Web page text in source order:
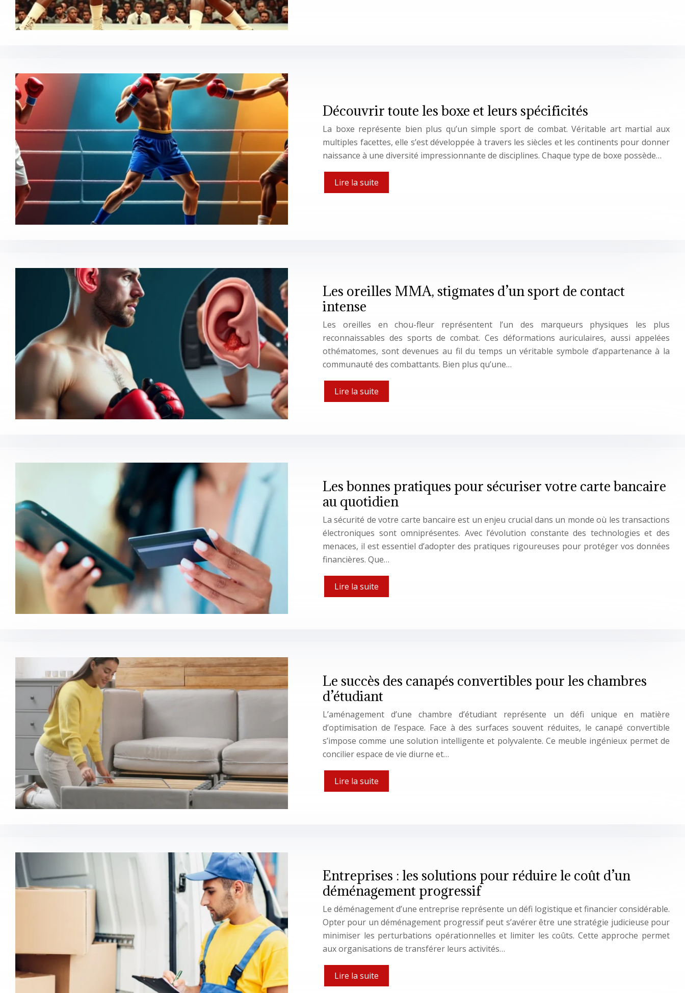
Découvrir toute les boxe et leurs spécificités
La boxe représente bien plus qu’un simple sport de combat. Véritable art martial aux
multiples facettes, elle s’est développée à travers les siècles et les continents pour donner
naissance à une diversité impressionnante de disciplines. Chaque type de boxe possède…
Lire la suite
Les oreilles MMA, stigmates d’un sport de contact
intense
Les oreilles en chou-fleur représentent l’un des marqueurs physiques les plus
reconnaissables des sports de combat. Ces déformations auriculaires, aussi appelées
othématomes, sont devenues au fil du temps un véritable symbole d’appartenance à la
communauté des combattants. Bien plus qu’une…
Lire la suite
Les bonnes pratiques pour sécuriser votre carte bancaire
au quotidien
La sécurité de votre carte bancaire est un enjeu crucial dans un monde où les transactions
électroniques sont omniprésentes. Avec l’évolution constante des technologies et des
menaces, il est essentiel d’adopter des pratiques rigoureuses pour protéger vos données
financières. Que…
Lire la suite
Le succès des canapés convertibles pour les chambres
d’étudiant
L’aménagement d’une chambre d’étudiant représente un défi unique en matière
d’optimisation de l’espace. Face à des surfaces souvent réduites, le canapé convertible
s’impose comme une solution intelligente et polyvalente. Ce meuble ingénieux permet de
concilier espace de vie diurne et…
Lire la suite
Entreprises : les solutions pour réduire le coût d’un
déménagement progressif
Le déménagement d’une entreprise représente un défi logistique et financier considérable.
Opter pour un déménagement progressif peut s’avérer être une stratégie judicieuse pour
minimiser les perturbations opérationnelles et limiter les coûts. Cette approche permet
aux organisations de transférer leurs activités…
Lire la suite